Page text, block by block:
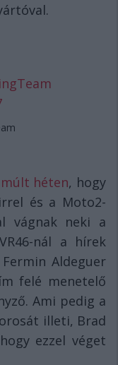
héten, hogy
és a Moto2-
vágnak neki a
nál a hírek
Aldeguer
felé menetelő
Ami pedig a
illeti, Brad
ezzel véget